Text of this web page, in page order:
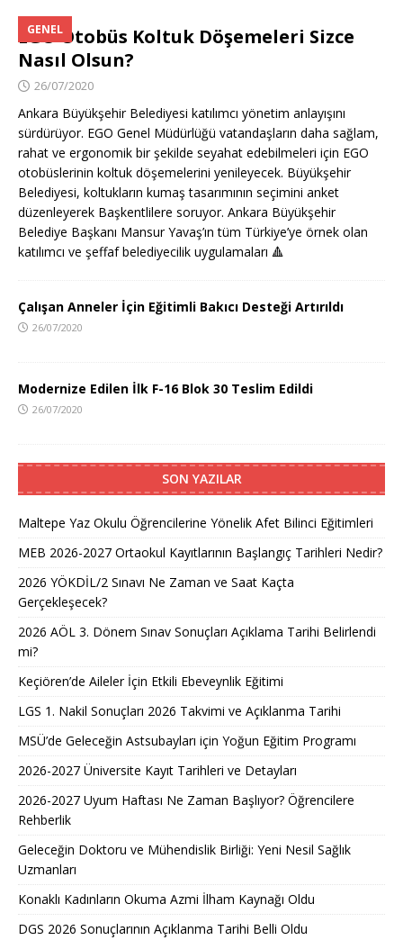
GENEL
EGO Otobüs Koltuk Döşemeleri Sizce
Nasıl Olsun?
26/07/2020
Ankara Büyükşehir Belediyesi katılımcı yönetim anlayışını
sürdürüyor. EGO Genel Müdürlüğü vatandaşların daha sağlam,
rahat ve ergonomik bir şekilde seyahat edebilmeleri için EGO
otobüslerinin koltuk döşemelerini yenileyecek. Büyükşehir
Belediyesi, koltukların kumaş tasarımının seçimini anket
düzenleyerek Başkentlilere soruyor. Ankara Büyükşehir
Belediye Başkanı Mansur Yavaş’ın tüm Türkiye’ye örnek olan
katılımcı ve şeffaf belediyecilik uygulamaları 🔺
Çalışan Anneler İçin Eğitimli Bakıcı Desteği Artırıldı
26/07/2020
Modernize Edilen İlk F-16 Blok 30 Teslim Edildi
26/07/2020
SON YAZILAR
Maltepe Yaz Okulu Öğrencilerine Yönelik Afet Bilinci Eğitimleri
MEB 2026-2027 Ortaokul Kayıtlarının Başlangıç Tarihleri Nedir?
2026 YÖKDİL/2 Sınavı Ne Zaman ve Saat Kaçta
Gerçekleşecek?
2026 AÖL 3. Dönem Sınav Sonuçları Açıklama Tarihi Belirlendi
mi?
Keçiören’de Aileler İçin Etkili Ebeveynlik Eğitimi
LGS 1. Nakil Sonuçları 2026 Takvimi ve Açıklanma Tarihi
MSÜ’de Geleceğin Astsubayları için Yoğun Eğitim Programı
2026-2027 Üniversite Kayıt Tarihleri ve Detayları
2026-2027 Uyum Haftası Ne Zaman Başlıyor? Öğrencilere
Rehberlik
Geleceğin Doktoru ve Mühendislik Birliği: Yeni Nesil Sağlık
Uzmanları
Konaklı Kadınların Okuma Azmi İlham Kaynağı Oldu
DGS 2026 Sonuçlarının Açıklanma Tarihi Belli Oldu